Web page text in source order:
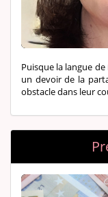
Puisque la langue
un devoir de la
obstacle dans leur